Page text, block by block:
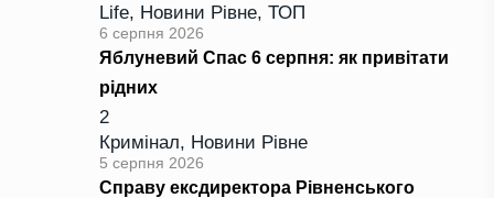
Life, Новини Рівне, ТОП
6 серпня 2026
Яблуневий Спас 6 серпня: як привітати
рідних
2
Кримінал, Новини Рівне
5 серпня 2026
Справу ексдиректора Рівненського